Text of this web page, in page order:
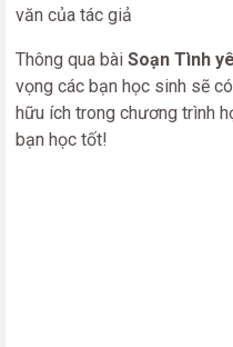
văn của tác giả
Thông qua bài Soạn Tình
vọng các bạn học sinh sẽ
hữu ích trong chương trình
bạn học tốt!